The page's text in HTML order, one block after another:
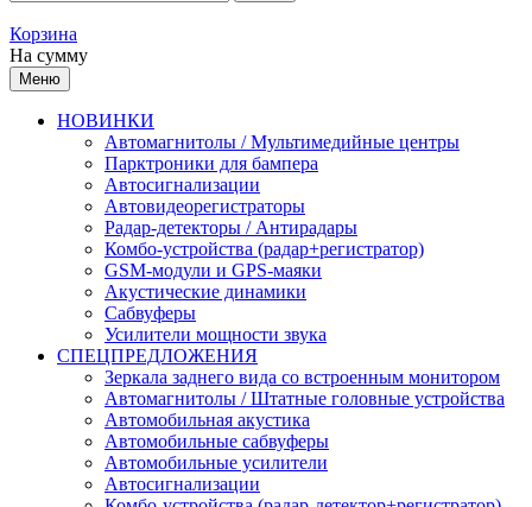
Корзина
На сумму
Меню
НОВИНКИ
Автомагнитолы / Мультимедийные центры
Парктроники для бампера
Автосигнализации
Автовидеорегистраторы
Радар-детекторы / Антирадары
Комбо-устройства (радар+регистратор)
GSM-модули и GPS-маяки
Акустические динамики
Сабвуферы
Усилители мощности звука
СПЕЦПРЕДЛОЖЕНИЯ
Зеркала заднего вида со встроенным монитором
Автомагнитолы / Штатные головные устройства
Автомобильная акустика
Автомобильные сабвуферы
Автомобильные усилители
Автосигнализации